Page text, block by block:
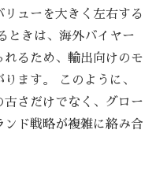
ューを大きく左右する
ときは、海外バイヤー
るため、輸出向けのモ
ます。 このように、
古さだけでなく、グロー
ド戦略が複雑に絡み合